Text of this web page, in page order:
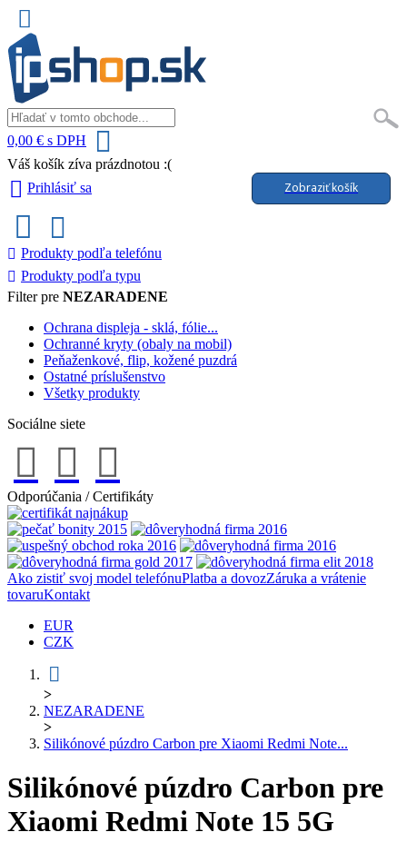
0,00 € s DPH
Váš košík zíva prázdnotou :(
Zobraziť košík
Prihlásiť sa
Produkty podľa telefónu
Produkty podľa typu
Filter pre NEZARADENE
Ochrana displeja - sklá, fólie...
Ochranné kryty (obaly na mobil)
Peňaženkové, flip, kožené puzdrá
Ostatné príslušenstvo
Všetky produkty
Sociálne siete
Odporúčania / Certifikáty
Ako zistiť svoj model telefónuPlatba a dovozZáruka a vrátenie
tovaruKontakt
EUR
CZK
>
NEZARADENE
>
Silikónové púzdro Carbon pre Xiaomi Redmi Note...
Silikónové púzdro Carbon pre
Xiaomi Redmi Note 15 5G